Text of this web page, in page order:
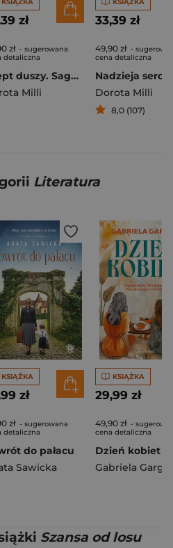
zł
zł - sugerowana
detaliczna
Szept duszy. Saga z głębi serca. Tom 1
Milli
33,39 zł
49,90 zł -
cena detaliczna
Nadzieja serca
Dorota Milli
8,0 (107)
Literatura
KSIĄŻKA
zł
zł - sugerowana
detaliczna
do pałacu
Sawicka
KSIĄŻKA
29,99 zł
49,90 zł -
cena detaliczna
Dzień kobiet
Gabriela
Szansa od losu